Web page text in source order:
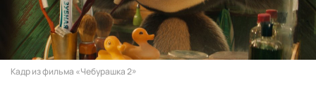
Кадр из фильма «Чебурашка 2»